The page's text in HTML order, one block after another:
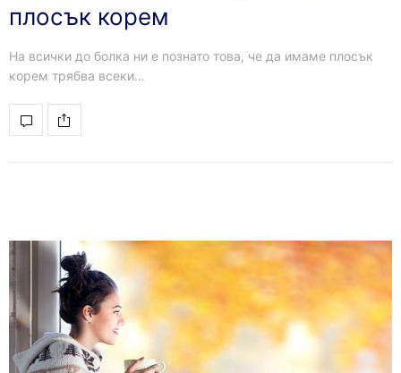
плосък корем
На всички до болка ни е познато това, че да имаме плосък
корем трябва всеки…